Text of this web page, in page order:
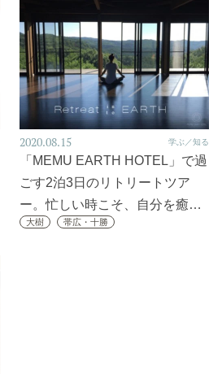
2020.08.15 学ぶ／知る
「MEMU EARTH HOTEL」で過
ごす2泊3日のリトリートツア
ー。忙しい時こそ、自分を癒…
大樹 帯広・十勝